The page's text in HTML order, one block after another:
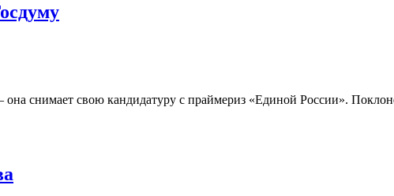
снимает свою кандидатуру с праймериз «Единой России».